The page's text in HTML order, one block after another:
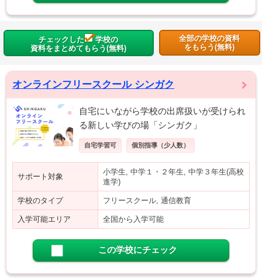
チェックした
学校の
資料をまとめてもらう(無料)
全部の学校の資料
をもらう(無料)
オンラインフリースクール シンガク
自宅にいながら学校の出席扱いが受けられ
る新しい学びの場「シンガク」
自宅学習可 個別指導（少人数）
サポート対象
小学生, 中学１・２年生, 中学３年生(高校
進学)
学校のタイプ フリースクール, 通信教育
入学可能エリア 全国から入学可能
この学校にチェック